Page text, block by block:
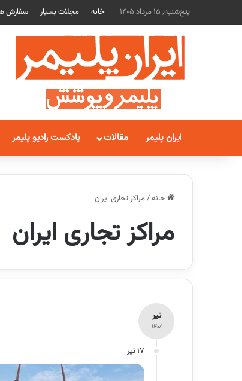
پنج‌شنبه, 15 مرداد 1405 خانه مجلات بسپار سفارش
ایران پلیمر مقالات پادکست رادیو پلیمر
خانه/مراکز تجاری ایران
مراکز تجاری ایران
تیر
- 1405 -
17 تیر